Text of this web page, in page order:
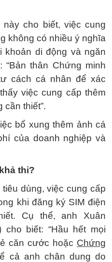
cho biết, việc cung
không có nhiều ý nghĩa
khoản di động và ngăn
thân Chứng minh
cách cá nhân để xác
việc cung cấp thêm
cần thiết”.
bổ xung thêm ảnh cá
của doanh nghiệp và
thi?
dùng, việc cung cấp
khi đăng ký SIM điện
Cụ thể, anh Xuân
biết: “Hầu hết mọi
căn cước hoặc Chứng
cả anh chân dung do